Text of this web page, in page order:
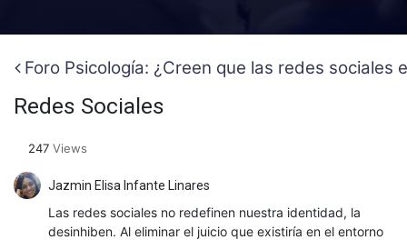
Foro Psicología: ¿Creen que las redes
Redes Sociales
247 Views
Jazmin Elisa Infante Linares
Las redes sociales no redefinen nuestra identidad, la
desinhiben. Al eliminar el juicio que existiría en el entorno